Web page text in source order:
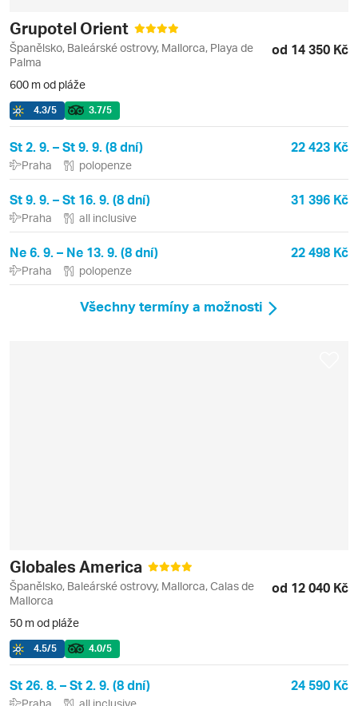
Grupotel Orient
Španělsko, Baleárské ostrovy, Mallorca, Playa de
Palma
od 14 350 Kč
600 m od pláže
4.3/5 3.7/5
St 2. 9. – St 9. 9. (8 dní) 22 423 Kč
Praha polopenze
St 9. 9. – St 16. 9. (8 dní) 31 396 Kč
Praha all inclusive
Ne 6. 9. – Ne 13. 9. (8 dní) 22 498 Kč
Praha polopenze
Všechny termíny a možnosti
Globales America
Španělsko, Baleárské ostrovy, Mallorca, Calas de
Mallorca
od 12 040 Kč
50 m od pláže
4.5/5 4.0/5
St 26. 8. – St 2. 9. (8 dní) 24 590 Kč